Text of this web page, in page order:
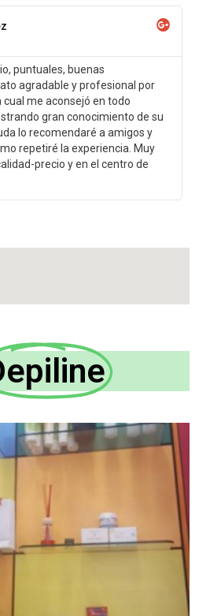
puntuales, buenas
agradable y profesional por
cual me aconsejó en todo
gran conocimiento de su
lo recomendaré a amigos y
repetiré la experiencia. Muy
precio y en el centro de